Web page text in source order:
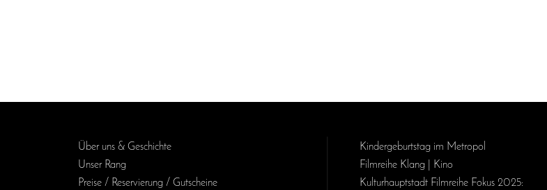
Über uns & Geschichte
Unser Rang
Preise / Reservierung / Gutscheine
Kinder­geburts­tag im Metropol
Filmreihe Klang | Kino
Kulturhauptstadt Filmreihe Fokus 2025: